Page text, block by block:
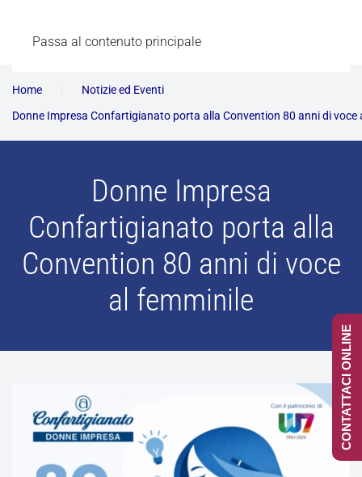
Passa al contenuto principale
Home
Notizie ed Eventi
Donne Impresa Confartigianato porta alla Convention 80 anni di voce
Donne Impresa
Confartigianato porta alla
Convention 80 anni di voce
al femminile
CONTATTACI ONLINE